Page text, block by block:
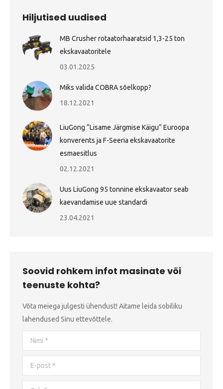
Hiljutised uudised
MB Crusher rotaatorhaaratsid 1,3-25 ton
ekskavaatoritele
03.01.2025
Miks valida COBRA sõelkopp?
18.12.2021
LiuGong “Lisame Järgmise Käigu” Euroopa
konverents ja F-Seeria ekskavaatorite
esmaesitlus
02.12.2021
Uus LiuGong 95 tonnine ekskavaator seab
kaevandamise uue standardi
23.04.2021
Soovid rohkem infot masinate või
teenuste kohta?
Võta meiega julgesti ühendust! Aitame leida sobiliku
lahendused Sinu ettevõttele.
Nimi *
E-post *
Telefon